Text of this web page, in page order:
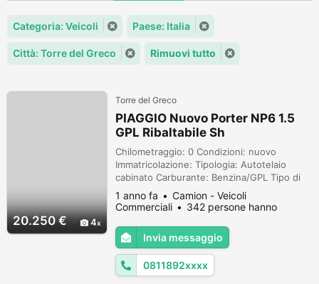
Categoria: Veicoli Paese: Italia
Città: Torre del Greco Rimuovi tutto
20.250 € 4
Torre del Greco
PIAGGIO Nuovo Porter NP6 1.5
GPL Ribaltabile Sh
Chilometraggio: 0 Condizioni: nuovo
Immatricolazione: Tipologia: Autotelaio
cabinato Carburante: Benzina/GPL Tipo di
cambio: Manuale Offerta valida fino al 31
Ottobre 2023. PREZZO DETAX. Per
informazioni sull'annuncio: dettagli,
condizioni e prezzo finito chiavi in mano si
prega di chiamare o passare in sede.
Promozione disponibile per auto in stock
grazie a...
1 anno fa
Camion - Veicoli
Commerciali
342 persone hanno
Invia messaggio
0811892xxxx